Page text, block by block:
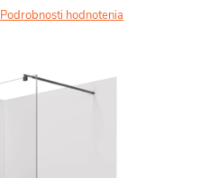
Podrobnosti hodnotenia